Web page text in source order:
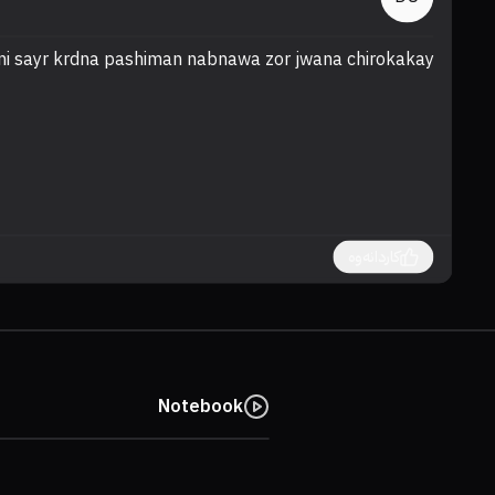
sayr krdna pashiman nabnawa zor jwana chirokakay
Notebook